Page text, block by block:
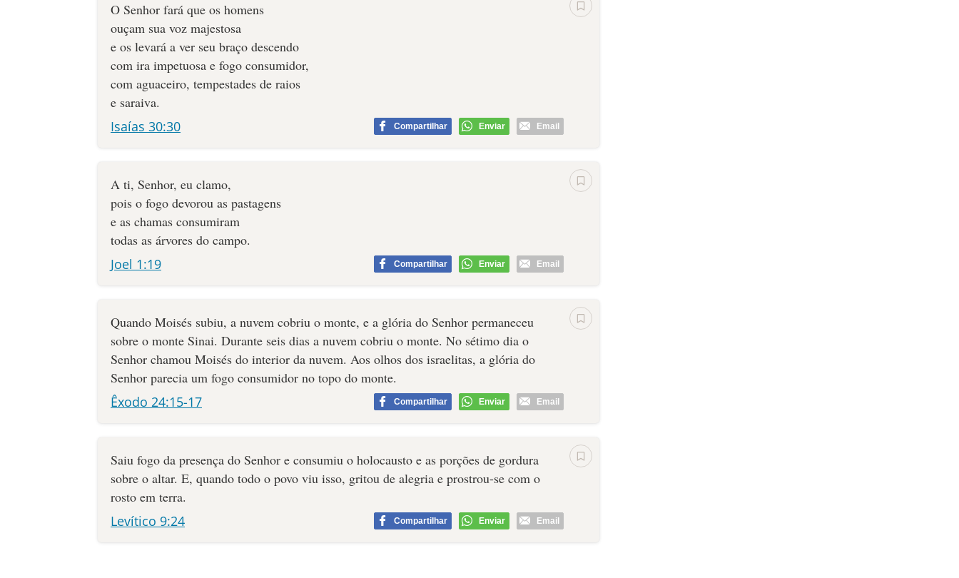
O Senhor fará que os homens
ouçam sua voz majestosa
e os levará a ver seu braço descendo
com ira impetuosa e fogo consumidor,
com aguaceiro, tempestades de raios
e saraiva.
Isaías 30:30
Compartilhar Enviar Email
A ti, Senhor, eu clamo,
pois o fogo devorou as pastagens
e as chamas consumiram
todas as árvores do campo.
Joel 1:19
Compartilhar Enviar Email
Quando Moisés subiu, a nuvem cobriu o monte, e a glória do Senhor permaneceu
sobre o monte Sinai. Durante seis dias a nuvem cobriu o monte. No sétimo dia o
Senhor cha­mou Moisés do interior da nuvem. Aos olhos dos israelitas, a glória do
Senhor parecia um fogo consumidor no topo do monte.
Êxodo 24:15-17
Compartilhar Enviar Email
Saiu fogo da presença do Senhor e consumiu o holocausto e as porções de gordura
sobre o altar. E, quando todo o povo viu isso, gritou de alegria e prostrou-se com o
rosto em terra.
Levítico 9:24
Compartilhar Enviar Email